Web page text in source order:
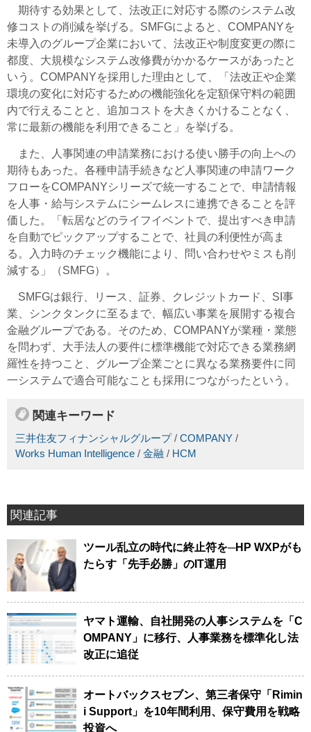
期待する効果として、法改正に対応する際のシステム改
修コストの削減を挙げる。SMFGによると、COMPANYを
未導入のグループ企業において、法改正や制度変更の際に
都度、大規模なシステム改修費がかかるケースがあったと
いう。COMPANYを採用した理由として、「法改正や企業
環境の変化に対応するための機能強化を定額保守料の範囲
内で行えることと、追加コストを大きくかけることなく、
常に最新の機能を利用できること」を挙げる。
また、人事関連の申請業務における使い勝手の向上への
期待もあった。各種申請手続きなど人事関連の申請ワーク
フローをCOMPANYシリーズで統一することで、申請情報
を人事・給与システムにシームレスに連携できることを評
価した。「転居などのライフイベントで、提出すべき申請
を自動でピックアップすることで、社員の利便性が高ま
る。入力時のチェック機能により、問い合わせやミスも削
減する」（SMFG）。
SMFGは銀行、リース、証券、クレジットカード、SI事
業、シンクタンクに至るまで、幅広い事業を展開する複合
金融グループである。そのため、COMPANYが業種・業態
を問わず、大手法人の要件に標準機能で対応できる業務網
羅性を持つこと、グループ企業ごとに異なる業務要件に同
一システムで適合可能なことも採用につながったという。
関連キーワード
三井住友フィナンシャルグループ/ COMPANY /
Works Human Intelligence / 金融 / HCM
関連記事
ツール乱立の時代に終止符を─HP WXPがも
たらす「先手必勝」のIT運用
ヤマト運輸、自社開発の人事システムを「C
OMPANY」に移行、人事業務を標準化し法
改正に追従
オートバックスセブン、第三者保守「Rimin
i Support」を10年間利用、保守費用を戦略
投資へ